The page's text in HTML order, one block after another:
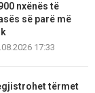
nxënës të
së parë më
17:33
tërmet